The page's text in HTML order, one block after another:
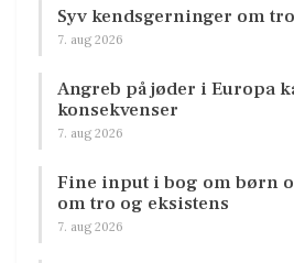
Syv kendsgerninger om
7. aug 2026
Angreb på jøder i Europa
konsekvenser
7. aug 2026
Fine input i bog om børn
om tro og eksistens
7. aug 2026